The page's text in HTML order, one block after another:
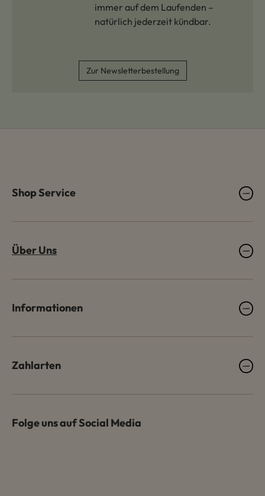
immer auf dem Laufenden –
natürlich jederzeit kündbar.
Zur Newsletterbestellung
Shop Service
Über Uns
Informationen
Zahlarten
Folge uns auf Social Media